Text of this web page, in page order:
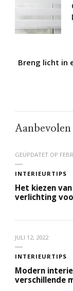
Breng licht in
GEÜPDATET OP
INTERIEURTIPS
Het kiezen
verlichting
JULI 12, 2022
INTERIEURTIPS
Modern
verschillende